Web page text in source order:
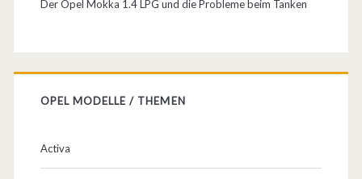
Der Opel Mokka 1.4 LPG und die Probleme beim Tanken
OPEL MODELLE / THEMEN
Activa